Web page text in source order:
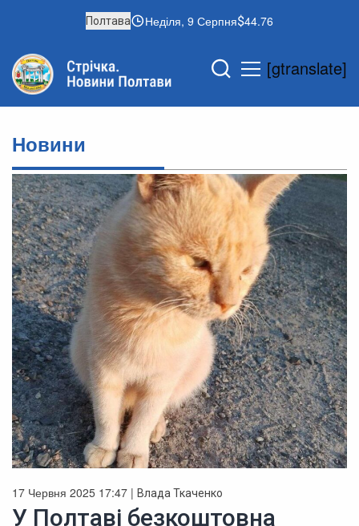
Полтава Неділя, 9 Серпня 44.76
[gtranslate]
Новини
17 Червня 2025 17:47 | Влада Ткаченко
У Полтаві безкоштовна